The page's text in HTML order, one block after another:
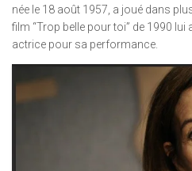
née le 18 août 1957, a joué dans
film “Trop belle pour toi” de 1990 lui
actrice pour sa performance.